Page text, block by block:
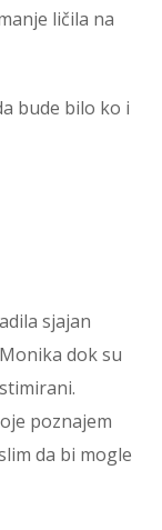
ličila na
bude bilo ko i
sjajan
dok su
poznajem
da bi mogle